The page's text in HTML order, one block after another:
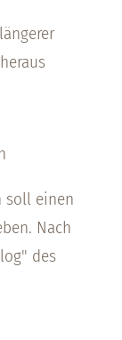
soll einen
Nach
des